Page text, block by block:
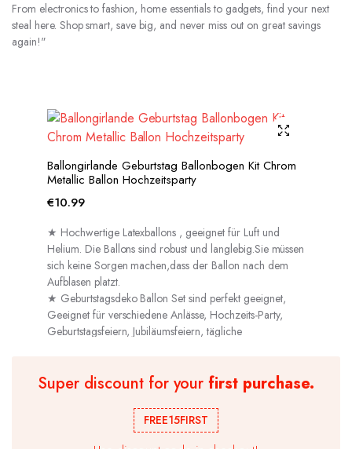
From electronics to fashion, home essentials to gadgets, find your next
steal here. Shop smart, save big, and never miss out on great savings
again!"
Ballongirlande Geburtstag Ballonbogen Kit Chrom
Metallic Ballon Hochzeitsparty
€10.99
★ Hochwertige Latexballons , geeignet für Luft und
Helium. Die Ballons sind robust und langlebig.Sie müssen
sich keine Sorgen machen,dass der Ballon nach dem
Aufblasen platzt.
★ Geburtstagsdeko Ballon Set sind perfekt geeignet,
Geeignet für verschiedene Anlässe, Hochzeits-Party,
Geburtstagsfeiern, Jubiläumsfeiern, tägliche
Super discount for yourfirst purchase.
FREE15FIRST